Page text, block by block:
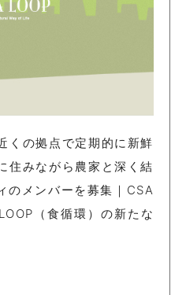
くの拠点で定期的に新鮮
住みながら農家と深く結
のメンバーを募集｜CSA
（食循環）の新たな